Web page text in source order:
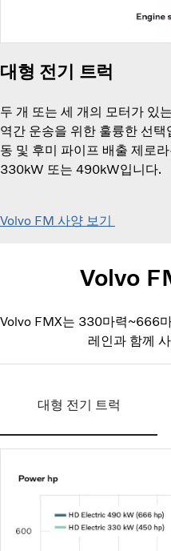
대형 전기 트럭
두 개 또는 세 개의 모터가 있
역간 운송을 위한 훌륭한 선
동 및 후미 파이프 배출 제로
330kW 또는 490kW입니다.
Volvo FM 사양 보기
Volvo
Volvo FMX는 330마력~666
레인과 함께
대형 전기 트럭